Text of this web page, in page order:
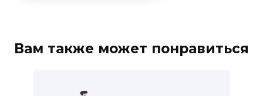
Вам также может понравиться